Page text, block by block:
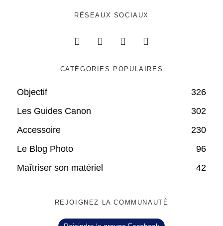
RÉSEAUX SOCIAUX
CATÉGORIES POPULAIRES
Objectif
326
Les Guides Canon
302
Accessoire
230
Le Blog Photo
96
Maîtriser son matériel
42
REJOIGNEZ LA COMMUNAUTÉ